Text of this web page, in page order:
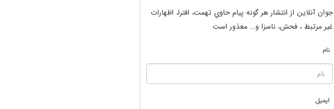
جوان آنلاين از انتشار هر گونه پيام حاوي تهمت، افترا، اظهارات
غير مرتبط ، فحش، ناسزا و... معذور است
نام
ایمیل